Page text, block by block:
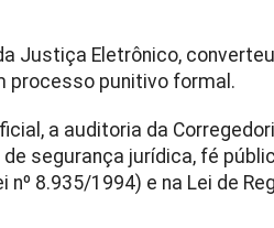
Justiça Eletrônico,
processo punitivo formal.
a auditoria da
segurança jurídica, fé
nº 8.935/1994) e na Lei de